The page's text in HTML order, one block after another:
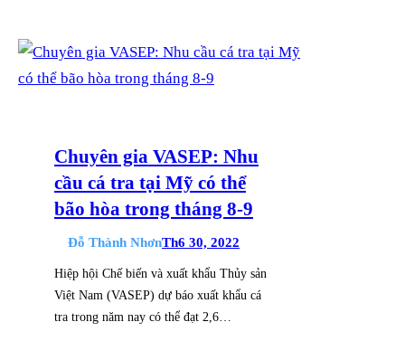
Chuyên gia VASEP: Nhu
cầu cá tra tại Mỹ có thể
bão hòa trong tháng 8-9
Đỗ Thành NhơnTh6 30, 2022
Hiệp hội Chế biến và xuất khẩu Thủy sản
Việt Nam (VASEP) dự báo xuất khẩu cá
tra trong năm nay có thể đạt 2,6…